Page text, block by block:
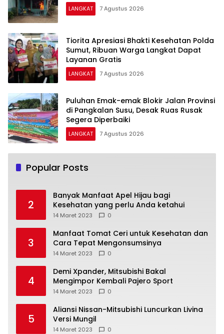
LANGKAT 7 Agustus 2026
Tiorita Apresiasi Bhakti Kesehatan Polda
Sumut, Ribuan Warga Langkat Dapat
Layanan Gratis
LANGKAT 7 Agustus 2026
Puluhan Emak-emak Blokir Jalan Provinsi
di Pangkalan Susu, Desak Ruas Rusak
Segera Diperbaiki
LANGKAT 7 Agustus 2026
Popular Posts
2
Banyak Manfaat Apel Hijau bagi
Kesehatan yang perlu Anda ketahui
14 Maret 2023 0
3
Manfaat Tomat Ceri untuk Kesehatan dan
Cara Tepat Mengonsumsinya
14 Maret 2023 0
4
Demi Xpander, Mitsubishi Bakal
Mengimpor Kembali Pajero Sport
14 Maret 2023 0
5
Aliansi Nissan-Mitsubishi Luncurkan Livina
Versi Mungil
14 Maret 2023 0